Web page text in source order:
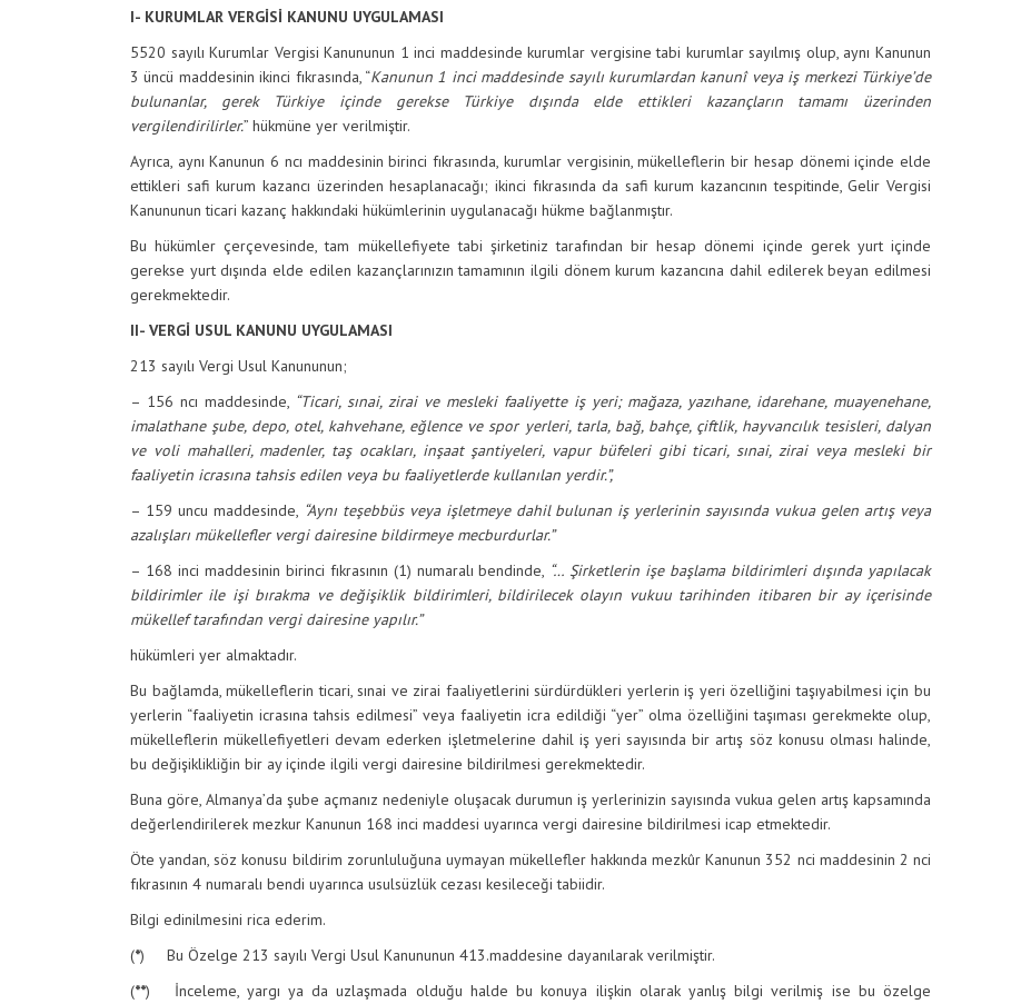
I- KURUMLAR VERGİSİ KANUNU UYGULAMASI
5520 sayılı Kurumlar Vergisi Kanununun 1 inci maddesinde kurumlar vergisine tabi kurumlar sayılmış olup, aynı Kanunun
3 üncü maddesinin ikinci fıkrasında, “Kanunun 1 inci maddesinde sayılı kurumlardan kanunî veya iş merkezi Türkiye’de
bulunanlar, gerek Türkiye içinde gerekse Türkiye dışında elde ettikleri kazançların tamamı üzerinden
vergilendirilirler.” hükmüne yer verilmiştir.
Ayrıca, aynı Kanunun 6 ncı maddesinin birinci fıkrasında, kurumlar vergisinin, mükelleflerin bir hesap dönemi içinde elde
ettikleri safi kurum kazancı üzerinden hesaplanacağı; ikinci fıkrasında da safi kurum kazancının tespitinde, Gelir Vergisi
Kanununun ticari kazanç hakkındaki hükümlerinin uygulanacağı hükme bağlanmıştır.
Bu hükümler çerçevesinde, tam mükellefiyete tabi şirketiniz tarafından bir hesap dönemi içinde gerek yurt içinde
gerekse yurt dışında elde edilen kazançlarınızın tamamının ilgili dönem kurum kazancına dahil edilerek beyan edilmesi
gerekmektedir.
II- VERGİ USUL KANUNU UYGULAMASI
213 sayılı Vergi Usul Kanununun;
– 156 ncı maddesinde, “Ticari, sınai, zirai ve mesleki faaliyette iş yeri; mağaza, yazıhane, idarehane, muayenehane,
imalathane şube, depo, otel, kahvehane, eğlence ve spor yerleri, tarla, bağ, bahçe, çiftlik, hayvancılık tesisleri, dalyan
ve voli mahalleri, madenler, taş ocakları, inşaat şantiyeleri, vapur büfeleri gibi ticari, sınai, zirai veya mesleki bir
faaliyetin icrasına tahsis edilen veya bu faaliyetlerde kullanılan yerdir.”,
– 159 uncu maddesinde, “Aynı teşebbüs veya işletmeye dahil bulunan iş yerlerinin sayısında vukua gelen artış veya
azalışları mükellefler vergi dairesine bildirmeye mecburdurlar.”
– 168 inci maddesinin birinci fıkrasının (1) numaralı bendinde, “… Şirketlerin işe başlama bildirimleri dışında yapılacak
bildirimler ile işi bırakma ve değişiklik bildirimleri, bildirilecek olayın vukuu tarihinden itibaren bir ay içerisinde
mükellef tarafından vergi dairesine yapılır.”
hükümleri yer almaktadır.
Bu bağlamda, mükelleflerin ticari, sınai ve zirai faaliyetlerini sürdürdükleri yerlerin iş yeri özelliğini taşıyabilmesi için bu
yerlerin “faaliyetin icrasına tahsis edilmesi” veya faaliyetin icra edildiği “yer” olma özelliğini taşıması gerekmekte olup,
mükelleflerin mükellefiyetleri devam ederken işletmelerine dahil iş yeri sayısında bir artış söz konusu olması halinde,
bu değişiklikliğin bir ay içinde ilgili vergi dairesine bildirilmesi gerekmektedir.
Buna göre, Almanya’da şube açmanız nedeniyle oluşacak durumun iş yerlerinizin sayısında vukua gelen artış kapsamında
değerlendirilerek mezkur Kanunun 168 inci maddesi uyarınca vergi dairesine bildirilmesi icap etmektedir.
Öte yandan, söz konusu bildirim zorunluluğuna uymayan mükellefler hakkında mezkûr Kanunun 352 nci maddesinin 2 nci
fıkrasının 4 numaralı bendi uyarınca usulsüzlük cezası kesileceği tabiidir.
Bilgi edinilmesini rica ederim.
(*) Bu Özelge 213 sayılı Vergi Usul Kanununun 413.maddesine dayanılarak verilmiştir.
(**) İnceleme, yargı ya da uzlaşmada olduğu halde bu konuya ilişkin olarak yanlış bilgi verilmiş ise bu özelge